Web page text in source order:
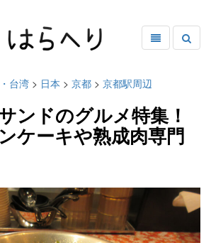
台湾 > 日本 > 京都 > 京都駅周辺
ンドのグルメ特集！
ケーキや熟成肉専門